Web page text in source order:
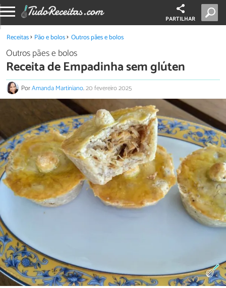
PARTILHAR
Receitas Pão e bolos Outros pães e bolos
Outros pães e bolos
Receita de Empadinha sem glúten
PorAmanda Martiniano.20 fevereiro 2025